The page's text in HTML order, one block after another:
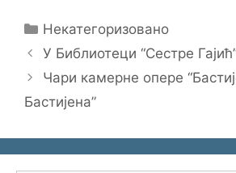
Categories
Некатегоризовано
У Библиотеци “Сестре
Чари камерне опере
Бастијена”